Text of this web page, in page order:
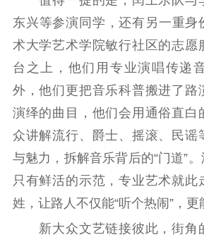
新时代公民素养
提升资源库
新闻出版
政务服务
科研创新
服务管理平台
智库服务
管理平台
文化产业
统计分析
数字出版
审读服务
电影
服务
理论宣讲
共建共享平台
责任编辑注册
业务
东兴等参演同学，还有另一重
术大学艺术学院敏行社区的志愿
台之上，他们用专业演唱传递
外，他们更把音乐科普搬进了路
演绎的曲目，他们会用通俗直白
众讲解流行、爵士、摇滚、民谣
与魅力，拆解音乐背后的“门道”。
只有鲜活的示范，专业艺术就此
姓，让路人不仅能“听个热闹”，更
新大众文艺链接彼此，街角